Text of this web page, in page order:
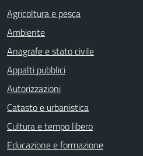
Agricoltura e pesca
Ambiente
Anagrafe e stato civile
Appalti pubblici
Autorizzazioni
Catasto e urbanistica
Cultura e tempo libero
Educazione e formazione